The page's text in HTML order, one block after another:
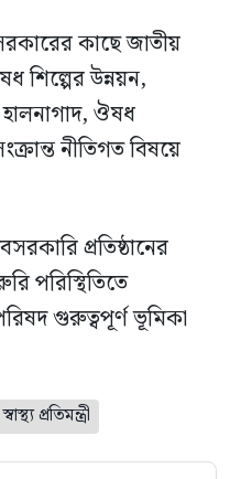
কাছে জাতীয়
শিল্পের উন্নয়ন,
ঔষধ
নীতিগত বিষয়ে
প্রতিষ্ঠানের
পরিস্থিতিতে
গুরুত্বপূর্ণ ভূমিকা
স্বাস্থ্য প্রতিমন্ত্রী